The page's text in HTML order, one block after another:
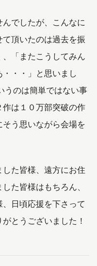
でしたが、こんなに
頂いたのは過去を振
「またこうしてみん
・・」と思いまし
うのは簡単ではない事
は１０万部突破の作
う思いながら会場を
た皆様、遠方にお住
た皆様はもちろん、
日頃応援を下さって
とうございました！